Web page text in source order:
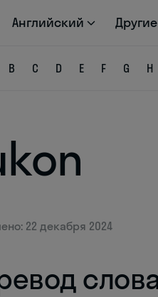
Английский
B C D E F G H
22 декабря 2024